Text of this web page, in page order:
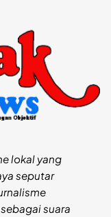
lokal yang
seputar
suara